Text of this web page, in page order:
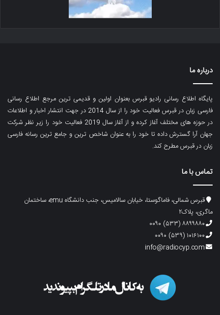
درباره ما
پایگاه اطلاع رسانی رادیو قبرس بعنوان اولین و قدیمی ترین مرجع اطلاع رسانی
فارسی زبان در قبرس فعالیت خود را از سال 2014 در جهت انتشار اخبار و اطلاعات
در حوزه های مختلف آغاز کرده و از آغاز سال 2019 فعالیت خود را زیر نظر شرکت
جهان آرا گسترش داده تا خود را به عنوان شاخص ترین و جامع ترین رسانه فارسی
زبان در قبرس مطرح کند.
تماس با ما
قبرس شمالی، فاماگوستا، خیابان سالامیس، جنب دانشگاه emu، ساختمان
ماگری، پلاک۲
۸۸۹۹۸۸۰ (۵۳۳) ۰۰۹۰
۱۰۱۶۱۰۰ (۵۳۹) ۰۰۹۰
info@radiocyp.com